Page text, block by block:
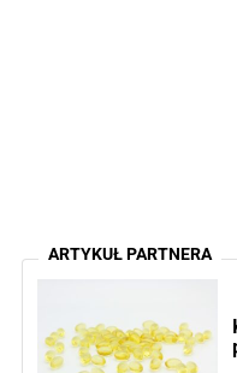
ARTYKUŁ PARTNERA